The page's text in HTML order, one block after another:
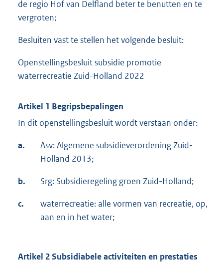
de regio Hof van Delfland beter te benutten en te
vergroten;
Besluiten vast te stellen het volgende besluit:
Openstellingsbesluit subsidie promotie
waterrecreatie Zuid-Holland 2022
Artikel 1 Begripsbepalingen
In dit openstellingsbesluit wordt verstaan onder:
a.
Asv: Algemene subsidieverordening Zuid-
Holland 2013;
b. Srg: Subsidieregeling groen Zuid-Holland;
c.
waterrecreatie: alle vormen van recreatie, op,
aan en in het water;
Artikel 2 Subsidiabele activiteiten en prestaties